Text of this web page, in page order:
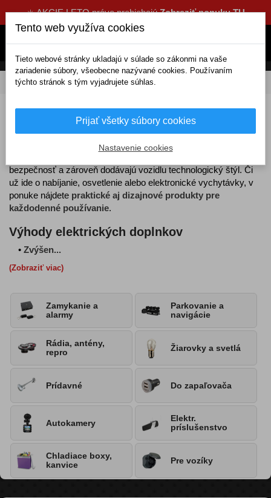
☀️ AKCIE LETO práve prebiehajúZobraziť ponuku TU
DOMOV Elektrické doplnky
Elektrické doplnky do auta
Elektrické doplnky do autaprinášajú moderné riešenia, ktoré
bezpečnosť a zároveň dodávajú vozidlu technologický štýl. Či
už ide o nabíjanie, osvetlenie alebo elektronické vychytávky, v
ponuke nájdete praktické aj dizajnové produkty pre
každodenné používanie.
Výhody elektrických doplnkov
• Zvýšen...
(Zobraziť viac)
Zamykanie a
alarmy
Parkovanie a
navigácie
Rádia, antény,
repro
Žiarovky a svetlá
Prídavné Do zapaľovača
Autokamery
Elektr.
príslušenstvo
Chladiace boxy,
kanvice
Pre vozíky
Tento web využíva cookies
Tieto webové stránky ukladajú v súlade so zákonmi na vaše
zariadenie súbory, všeobecne nazývané cookies. Používaním
týchto stránok s tým vyjadrujete súhlas.
Prijať všetky súbory cookies
Nastavenie cookies